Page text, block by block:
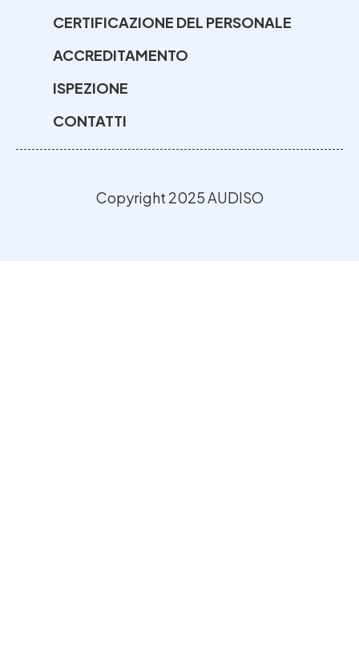
CERTIFICAZIONE DEL PERSONALE
ACCREDITAMENTO
ISPEZIONE
CONTATTI
Copyright 2025 AUDISO